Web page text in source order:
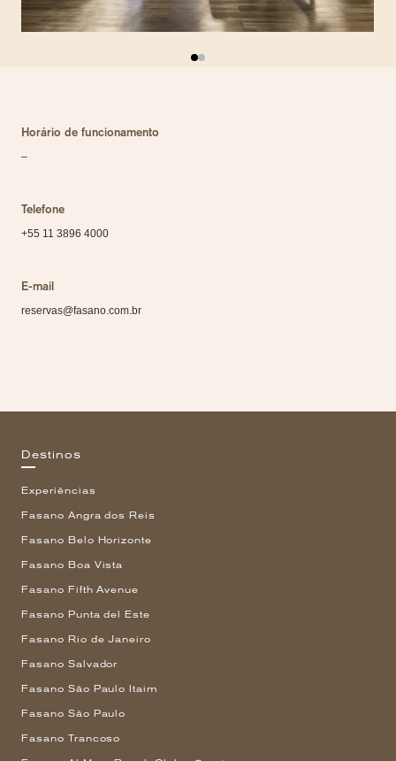
Horário de funcionamento
–
Telefone
+55 11 3896 4000
E-mail
reservas@fasano.com.br
Destinos
Experiências
Fasano Angra dos Reis
Fasano Belo Horizonte
Fasano Boa Vista
Fasano Fifth Avenue
Fasano Punta del Este
Fasano Rio de Janeiro
Fasano Salvador
Fasano São Paulo Itaim
Fasano São Paulo
Fasano Trancoso